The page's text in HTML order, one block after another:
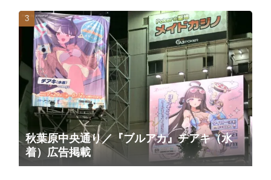
秋葉原中央通り／『ブルアカ』チアキ（水
着）広告掲載